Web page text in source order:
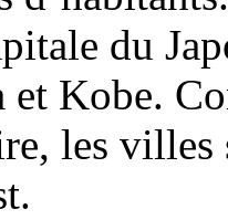
du
et Kobe.
les villes